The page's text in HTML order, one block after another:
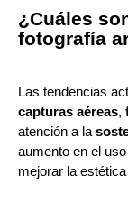
¿Cuáles
fotografía
Las tendencias
capturas aéreas,
atención a la
aumento en el
mejorar la